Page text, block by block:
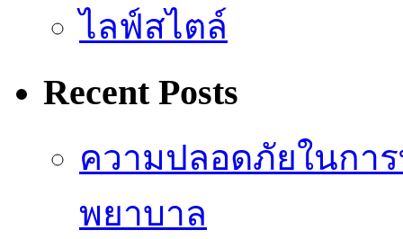
ไลฟ์สไตล์
Recent Posts
ความปลอดภัยในกา
พยาบาล